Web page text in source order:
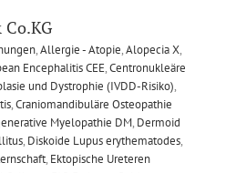
,Allergie - Atopie,Alopecia X,
Encephalitis CEE,Centronukleäre
und Dystrophie (IVDD-Risiko),
,Craniomandibuläre Osteopathie
Myelopathie DM, Dermoid
, Diskoide Lupus erythematodes,
, Ektopische Ureteren